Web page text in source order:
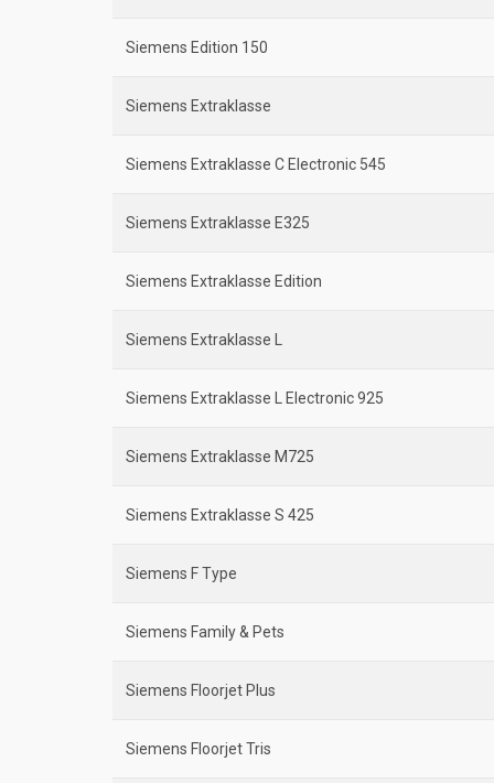
Siemens Edition 150
Siemens Extraklasse
Siemens Extraklasse C Electronic 545
Siemens Extraklasse E325
Siemens Extraklasse Edition
Siemens Extraklasse L
Siemens Extraklasse L Electronic 925
Siemens Extraklasse M725
Siemens Extraklasse S 425
Siemens F Type
Siemens Family & Pets
Siemens Floorjet Plus
Siemens Floorjet Tris